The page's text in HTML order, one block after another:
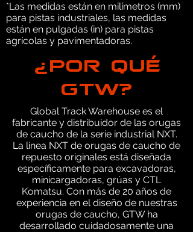
*Las medidas están en milímetros (mm)
para pistas industriales, las medidas
están en pulgadas (in) para pistas
agrícolas y pavimentadoras.
¿POR QUÉ
GTW?
Global Track Warehouse es el
fabricante y distribuidor de las orugas
de caucho de la serie industrial NXT.
La línea NXT de orugas de caucho de
repuesto originales está diseñada
específicamente para excavadoras,
minicargadoras, grúas y CTL
Komatsu. Con más de 20 años de
experiencia en el diseño de nuestras
orugas de caucho, GTW ha
desarrollado cuidadosamente una